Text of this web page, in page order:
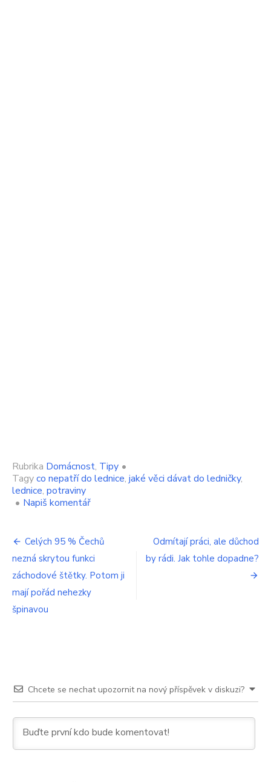
Rubrika Domácnost, Tipy •
Tagyco nepatří do lednice, jaké věci dávat do ledničky,
lednice, potraviny
• Napiš komentářon
do
tyto
potraviny,
vlastnosti
Navigace
pro
příspěvek
Celých 95 % Čechů
nezná skrytou funkci
záchodové štětky. Potom ji
mají pořád nehezky
špinavou
Odmítají práci, ale důchod
by rádi. Jak tohle dopadne?
Chcete se nechat upozornit na nový příspěvek v diskuzi?